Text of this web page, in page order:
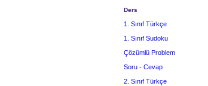
Ders
1. Sınıf Türkçe
1. Sınıf Sudoku
Çözümlü Problem
Soru - Cevap
2. Sınıf Türkçe